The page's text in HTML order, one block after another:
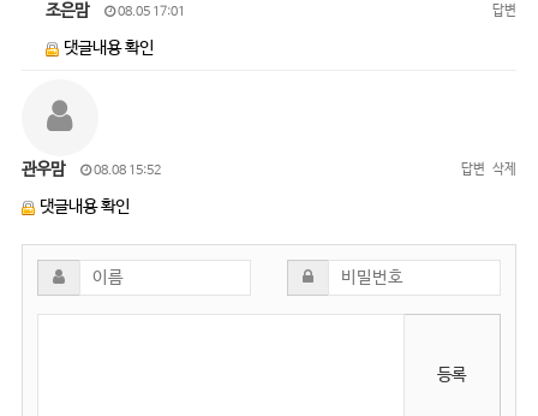
조은맘 08.05 17:01 답변
댓글내용 확인
관우맘 08.08 15:52 답변 삭제
댓글내용 확인
등록